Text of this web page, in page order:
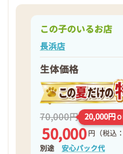
この子のいるお店
長浜店
生体価格
70,000円 20,000円
50,000 円 （税込
別途安心パック代